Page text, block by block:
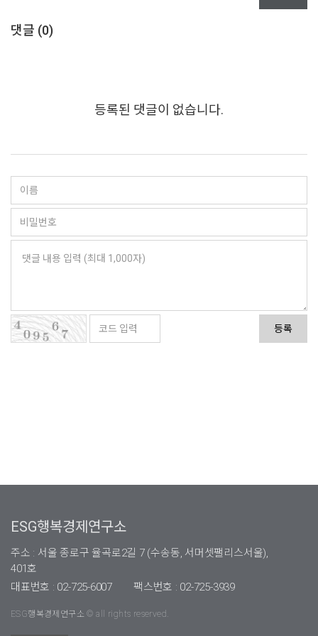
댓글 (0)
등록된 댓글이 없습니다.
등록
ESG행복경제연구소
주소 : 서울 종로구 율곡로2길 7 (수송동, 서머셋팰리스서울),
401호
대표번호 : 02-725-6007
팩스번호 : 02-725-3939
ESG행복경제연구소 © all rights reserved.